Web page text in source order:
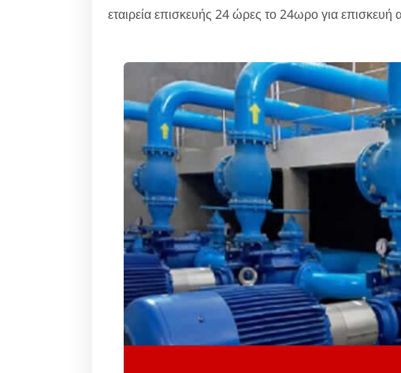
εταιρεία επισκευής 24 ώρες το 24ωρο για επισκευή